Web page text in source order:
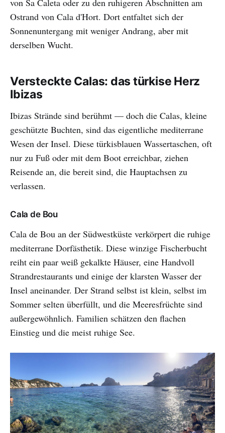
von Sa Caleta oder zu den ruhigeren Abschnitten am
Ostrand von Cala d'Hort. Dort entfaltet sich der
Sonnenuntergang mit weniger Andrang, aber mit
derselben Wucht.
Versteckte Calas: das türkise Herz
Ibizas
Ibizas Strände sind berühmt — doch die Calas, kleine
geschützte Buchten, sind das eigentliche mediterrane
Wesen der Insel. Diese türkisblauen Wassertaschen, oft
nur zu Fuß oder mit dem Boot erreichbar, ziehen
Reisende an, die bereit sind, die Hauptachsen zu
verlassen.
Cala de Bou
Cala de Bou an der Südwestküste verkörpert die ruhige
mediterrane Dorfästhetik. Diese winzige Fischerbucht
reiht ein paar weiß gekalkte Häuser, eine Handvoll
Strandrestaurants und einige der klarsten Wasser der
Insel aneinander. Der Strand selbst ist klein, selbst im
Sommer selten überfüllt, und die Meeresfrüchte sind
außergewöhnlich. Familien schätzen den flachen
Einstieg und die meist ruhige See.